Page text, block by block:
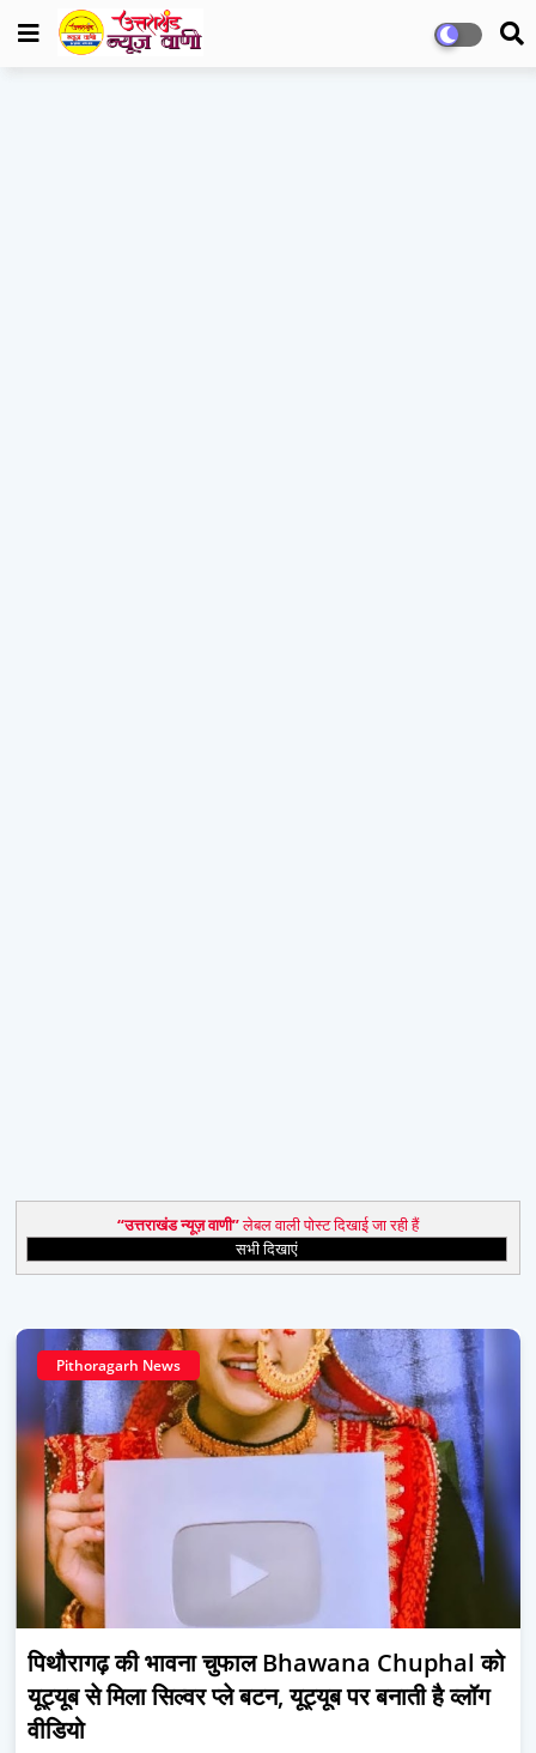
उत्तराखंड न्यूज़ वाणी लेबल वाली पोस्ट दिखाई जा रही हैं
सभी दिखाएं
Pithoragarh News
पिथौरागढ़ की भावना चुफाल Bhawana Chuphal को
यूट्यूब से मिला सिल्वर प्ले बटन, यूट्यूब पर बनाती है व्लॉग
वीडियो